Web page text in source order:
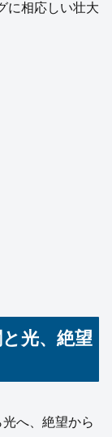
に相応しい壮大
光、絶望
へ、絶望から